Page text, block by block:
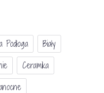
Podłoga
Biały
Ceramika